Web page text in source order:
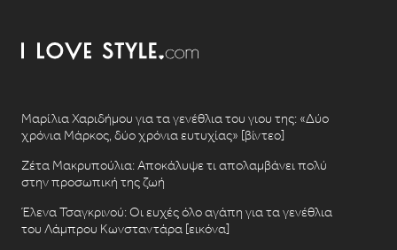
Μαρίλια Χαριδήμου για τα γενέθλια του γιου της: «Δύο
χρόνια Μάρκος, δύο χρόνια ευτυχίας» [βίντεο]
Ζέτα Μακρυπούλια: Αποκάλυψε τι απολαμβάνει πολύ
στην προσωπική της ζωή
Έλενα Τσαγκρινού: Οι ευχές όλο αγάπη για τα γενέθλια
του Λάμπρου Κωνσταντάρα [εικόνα]